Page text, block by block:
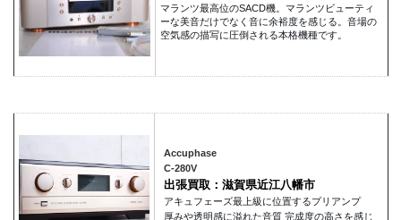
マランツ最高位のSACD機。マランツビューティ
ーな美音だけでなく音に余裕度を感じる。音場の
空気感の描写に圧倒される本格機種です。
Accuphase
C-280V
出張買取：滋賀県近江八幡市
アキュフェーズ最上級に位置するプリアンプ
厚みや透明感に溢れた音質 完成度の高さを感じ